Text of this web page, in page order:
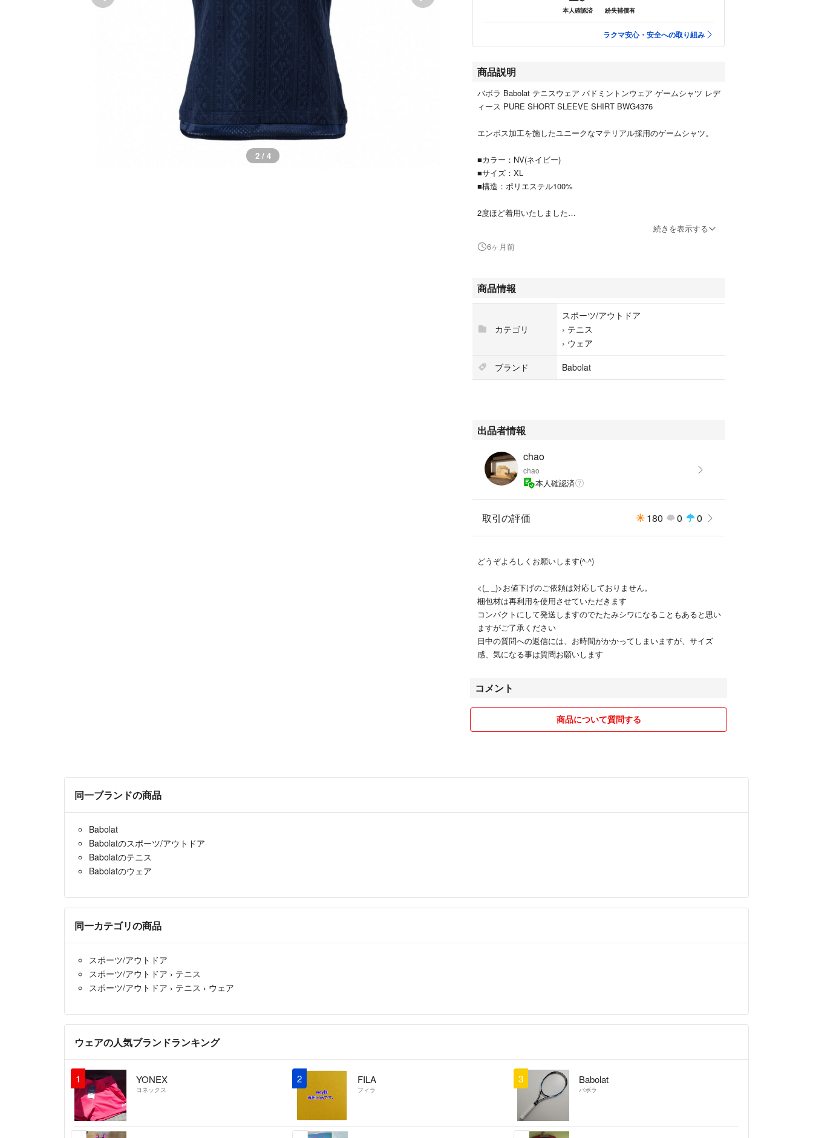
2 / 4
本人確認済 紛失補償有
ラクマ安心・安全への取り組み
商品説明
バボラ Babolat テニスウェア バドミントンウェア ゲームシャツ レデ
ィース PURE SHORT SLEEVE SHIRT BWG4376
エンボス加工を施したユニークなマテリアル採用のゲームシャツ。
■カラー：NV(ネイビー)
■サイズ：XL
■構造：ポリエステル100%
2度ほど着用いたしました
続きを表示する
6ヶ月前
商品情報
カテゴリ
スポーツ/アウトドア
› テニス
› ウェア
ブランド
Babolat
出品者情報
chao
chao
本人確認済
取引の評価 180 0 0
どうぞよろしくお願いします(^-^)
<(_ _)>お値下げのご依頼は対応しておりません。
梱包材は再利用を使用させていただきます
コンパクトにして発送しますのでたたみシワになることもあると思い
ますがご了承ください
日中の質問への返信には、お時間がかかってしまいますが、サイズ
感、気になる事は質問お願いします
コメント
商品について質問する
同一ブランドの商品
Babolat
Babolatのスポーツ/アウトドア
Babolatのテニス
Babolatのウェア
同一カテゴリの商品
スポーツ/アウトドア
スポーツ/アウトドア › テニス
スポーツ/アウトドア › テニス › ウェア
ウェアの人気ブランドランキング
1 YONEX
ヨネックス
2 FILA
フィラ
3 Babolat
バボラ